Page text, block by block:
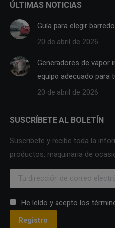
ÚLTIMAS NOTICIAS
Guía para elegir
20 de abril de 2026
Generadores de vapor
equipo adecuado para
20 de abril de 2026
SUSCRÍBETE AL BOLETÍN
Suscribete y recibe toda la
productos, maquinaria de
He leído y acepto los